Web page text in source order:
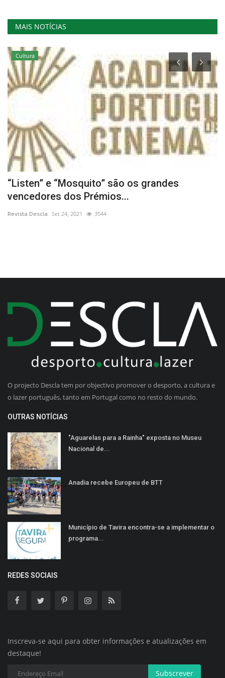
MAIS NOTÍCIAS
Cultura
“Listen” e “Mosquito” são os grandes
vencedores dos Prémios...
Revista Descla Set 24, 2021 3544
O projecto Descla tem por objectivo promover o desporto, a cultura e
o lazer português, tanto em Portugal como no resto do mundo.
OUTRAS NOTÍCIAS
"Aguarelas para a Rainha" exposta no Museu
Nacional de...
Anadia recebe Europeu de BTT
Município de Tavira encontra-se a implementar o
programa...
REDES SOCIAIS
Inscreva-se aqui para obter informações e atualizações em
destaque!
Subscrever